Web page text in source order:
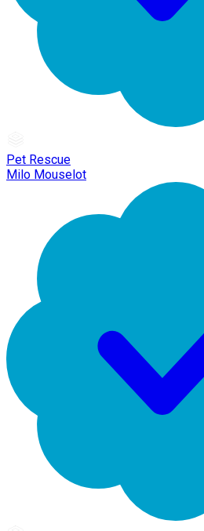
Pet Rescue
Milo Mouselot